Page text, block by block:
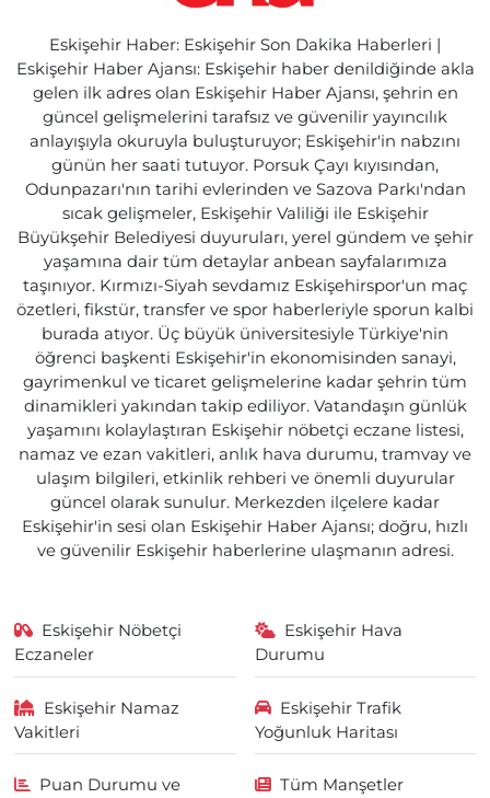
Eskişehir Haber: Eskişehir Son Dakika Haberleri |
Eskişehir Haber Ajansı: Eskişehir haber denildiğinde akla
gelen ilk adres olan Eskişehir Haber Ajansı, şehrin en
güncel gelişmelerini tarafsız ve güvenilir yayıncılık
anlayışıyla okuruyla buluşturuyor; Eskişehir'in nabzını
günün her saati tutuyor. Porsuk Çayı kıyısından,
Odunpazarı'nın tarihi evlerinden ve Sazova Parkı'ndan
sıcak gelişmeler, Eskişehir Valiliği ile Eskişehir
Büyükşehir Belediyesi duyuruları, yerel gündem ve şehir
yaşamına dair tüm detaylar anbean sayfalarımıza
taşınıyor. Kırmızı-Siyah sevdamız Eskişehirspor'un maç
özetleri, fikstür, transfer ve spor haberleriyle sporun kalbi
burada atıyor. Üç büyük üniversitesiyle Türkiye'nin
öğrenci başkenti Eskişehir'in ekonomisinden sanayi,
gayrimenkul ve ticaret gelişmelerine kadar şehrin tüm
dinamikleri yakından takip ediliyor. Vatandaşın günlük
yaşamını kolaylaştıran Eskişehir nöbetçi eczane listesi,
namaz ve ezan vakitleri, anlık hava durumu, tramvay ve
ulaşım bilgileri, etkinlik rehberi ve önemli duyurular
güncel olarak sunulur. Merkezden ilçelere kadar
Eskişehir'in sesi olan Eskişehir Haber Ajansı; doğru, hızlı
ve güvenilir Eskişehir haberlerine ulaşmanın adresi.
Eskişehir Nöbetçi
Eczaneler
Eskişehir Hava
Durumu
Eskişehir Namaz
Vakitleri
Eskişehir Trafik
Yoğunluk Haritası
Puan Durumu ve
Tüm Manşetler